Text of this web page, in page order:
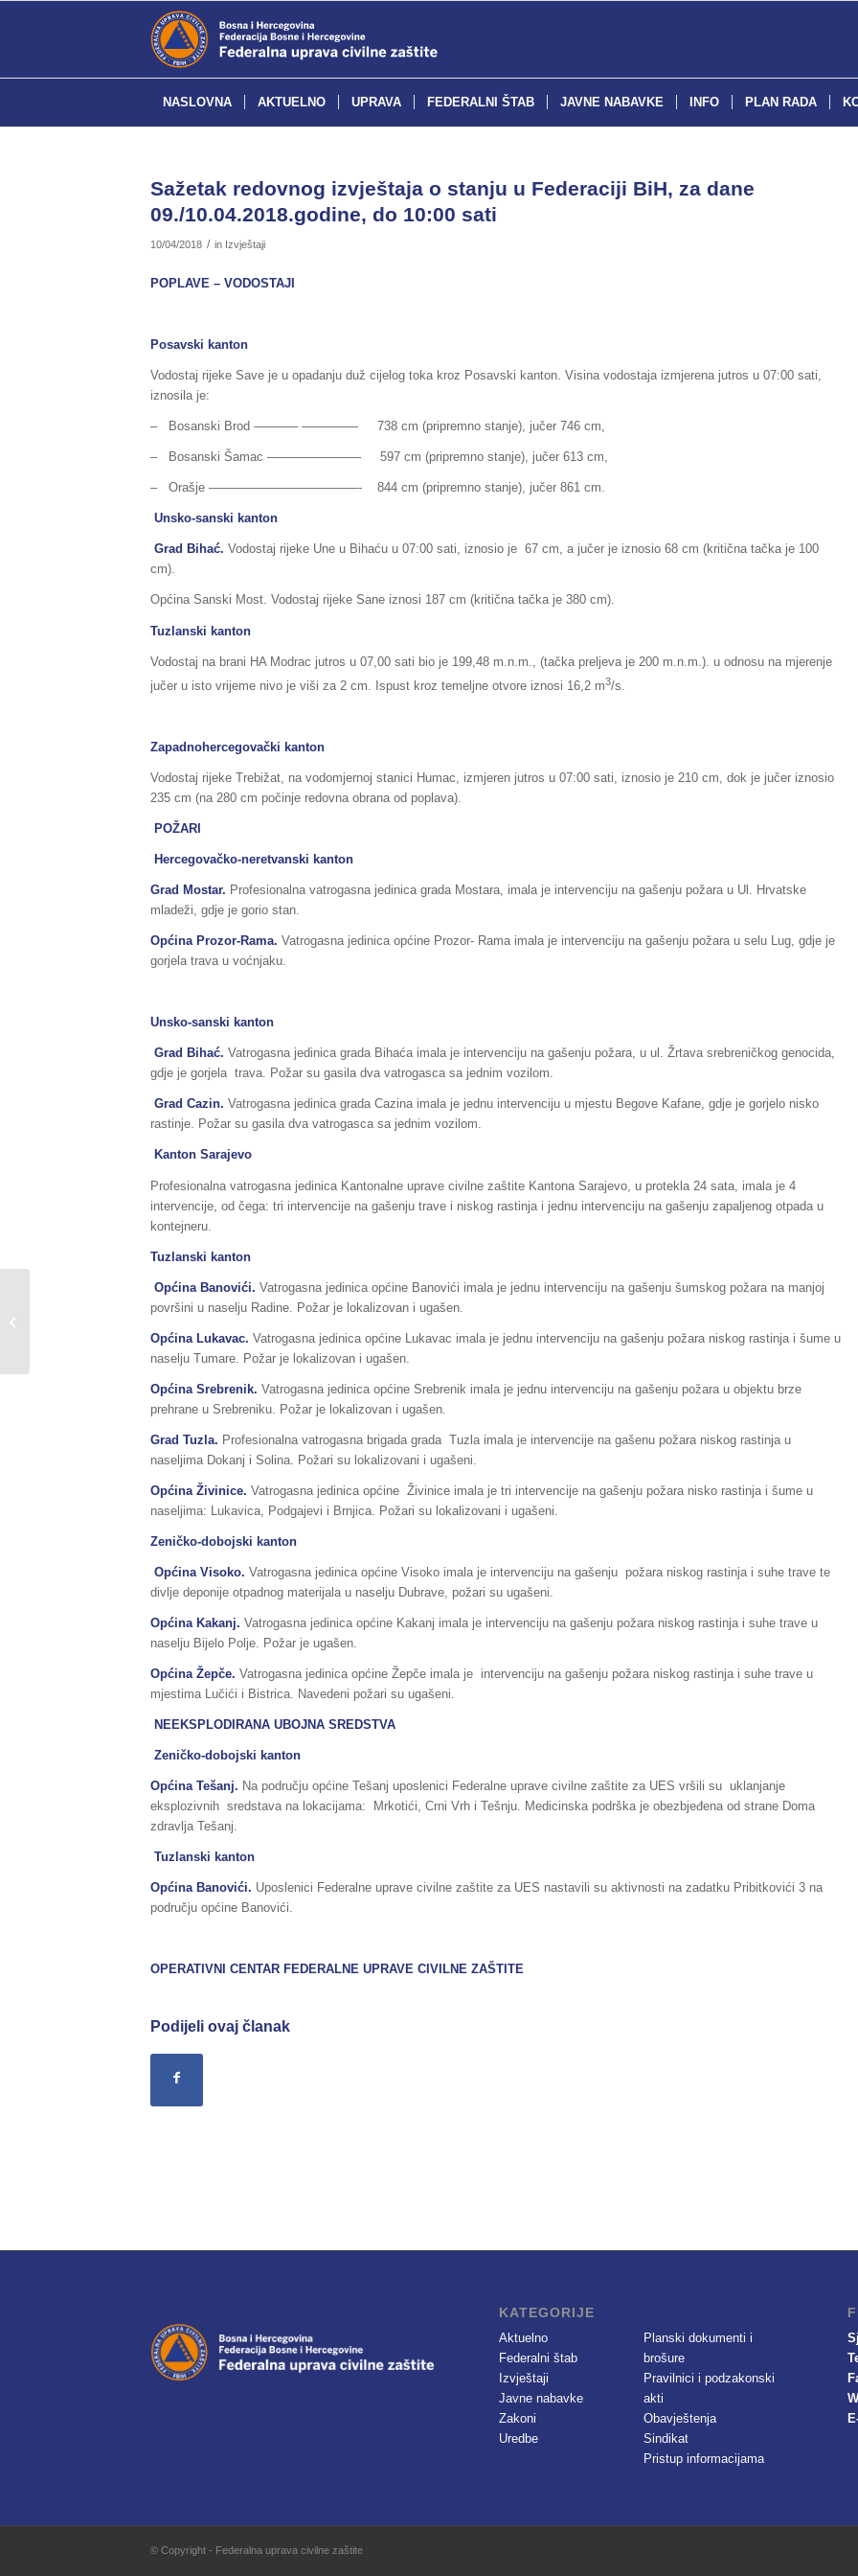
NASLOVNA AKTUELNO UPRAVA FEDERALNI ŠTAB JAVNE NABAVKE INFO PLAN RADA
Sažetak redovnog izvještaja o stanju u Federaciji BiH, za dane
09./10.04.2018.godine, do 10:00 sati
10/04/2018 / in Izvještaji
POPLAVE – VODOSTAJI
Posavski kanton
Vodostaj rijeke Save je u opadanju duž cijelog toka kroz Posavski kanton. Visina vodostaja izmjerena jutros u 07:00 sati,
iznosila je:
– Bosanski Brod ———– ————– 738 cm (pripremno stanje), jučer 746 cm,
– Bosanski Šamac ———————– 597 cm (pripremno stanje), jučer 613 cm,
– Orašje ————————————- 844 cm (pripremno stanje), jučer 861 cm.
Unsko-sanski kanton
Grad Bihać. Vodostaj rijeke Une u Bihaću u 07:00 sati, iznosio je 67 cm, a jučer je iznosio 68 cm (kritična tačka je 100
cm).
Općina Sanski Most. Vodostaj rijeke Sane iznosi 187 cm (kritična tačka je 380 cm).
Tuzlanski kanton
Vodostaj na brani HA Modrac jutros u 07,00 sati bio je 199,48 m.n.m., (tačka preljeva je 200 m.n.m.). u odnosu na mjerenje
jučer u isto vrijeme nivo je viši za 2 cm. Ispust kroz temeljne otvore iznosi 16,2 m3/s.
Zapadnohercegovački kanton
Vodostaj rijeke Trebižat, na vodomjernoj stanici Humac, izmjeren jutros u 07:00 sati, iznosio je 210 cm, dok je jučer iznosio
235 cm (na 280 cm počinje redovna obrana od poplava).
POŽARI
Hercegovačko-neretvanski kanton
Grad Mostar. Profesionalna vatrogasna jedinica grada Mostara, imala je intervenciju na gašenju požara u Ul. Hrvatske
mladeži, gdje je gorio stan.
Općina Prozor-Rama. Vatrogasna jedinica općine Prozor- Rama imala je intervenciju na gašenju požara u selu Lug, gdje je
gorjela trava u voćnjaku.
Unsko-sanski kanton
Grad Bihać. Vatrogasna jedinica grada Bihaća imala je intervenciju na gašenju požara, u ul. Žrtava srebreničkog genocida,
gdje je gorjela trava. Požar su gasila dva vatrogasca sa jednim vozilom.
Grad Cazin. Vatrogasna jedinica grada Cazina imala je jednu intervenciju u mjestu Begove Kafane, gdje je gorjelo nisko
rastinje. Požar su gasila dva vatrogasca sa jednim vozilom.
Kanton Sarajevo
Profesionalna vatrogasna jedinica Kantonalne uprave civilne zaštite Kantona Sarajevo, u protekla 24 sata, imala je 4
intervencije, od čega: tri intervencije na gašenju trave i niskog rastinja i jednu intervenciju na gašenju zapaljenog otpada u
kontejneru.
Tuzlanski kanton
Općina Banovići. Vatrogasna jedinica općine Banovići imala je jednu intervenciju na gašenju šumskog požara na manjoj
površini u naselju Radine. Požar je lokalizovan i ugašen.
Općina Lukavac. Vatrogasna jedinica općine Lukavac imala je jednu intervenciju na gašenju požara niskog rastinja i šume u
naselju Tumare. Požar je lokalizovan i ugašen.
Općina Srebrenik. Vatrogasna jedinica općine Srebrenik imala je jednu intervenciju na gašenju požara u objektu brze
prehrane u Srebreniku. Požar je lokalizovan i ugašen.
Grad Tuzla. Profesionalna vatrogasna brigada grada Tuzla imala je intervencije na gašenu požara niskog rastinja u
naseljima Dokanj i Solina. Požari su lokalizovani i ugašeni.
Općina Živinice. Vatrogasna jedinica općine Živinice imala je tri intervencije na gašenju požara nisko rastinja i šume u
naseljima: Lukavica, Podgajevi i Brnjica. Požari su lokalizovani i ugašeni.
Zeničko-dobojski kanton
Općina Visoko. Vatrogasna jedinica općine Visoko imala je intervenciju na gašenju požara niskog rastinja i suhe trave te
divlje deponije otpadnog materijala u naselju Dubrave, požari su ugašeni.
Općina Kakanj. Vatrogasna jedinica općine Kakanj imala je intervenciju na gašenju požara niskog rastinja i suhe trave u
naselju Bijelo Polje. Požar je ugašen.
Općina Žepče. Vatrogasna jedinica općine Žepče imala je intervenciju na gašenju požara niskog rastinja i suhe trave u
mjestima Lučići i Bistrica. Navedeni požari su ugašeni.
NEEKSPLODIRANA UBOJNA SREDSTVA
Zeničko-dobojski kanton
Općina Tešanj. Na području općine Tešanj uposlenici Federalne uprave civilne zaštite za UES vršili su uklanjanje
eksplozivnih sredstava na lokacijama: Mrkotići, Crni Vrh i Tešnju. Medicinska podrška je obezbjeđena od strane Doma
zdravlja Tešanj.
Tuzlanski kanton
Općina Banovići. Uposlenici Federalne uprave civilne zaštite za UES nastavili su aktivnosti na zadatku Pribitkovići 3 na
području općine Banovići.
OPERATIVNI CENTAR FEDERALNE UPRAVE CIVILNE ZAŠTITE
Podijeli ovaj članak
KATEGORIJE
Aktuelno
Federalni štab
Izvještaji
Javne nabavke
Zakoni
Uredbe
Planski dokumenti i
brošure
Pravilnici i podzakonski
akti
Obavještenja
Sindikat
Pristup informacijama
© Copyright - Federalna uprava civilne zaštite
Sažetak redovnog izvještaja o stanju
08./09.04.2018.godine,...